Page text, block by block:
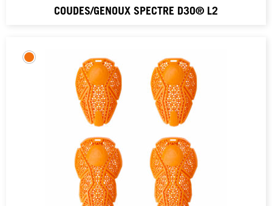
COUDES/GENOUX SPECTRE D3O® L2